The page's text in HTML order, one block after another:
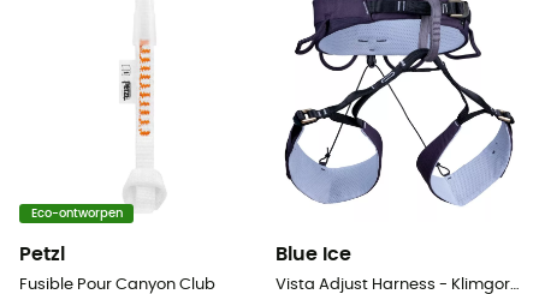
Eco-ontworpen
Petzl
Fusible Pour Canyon Club
Blue Ice